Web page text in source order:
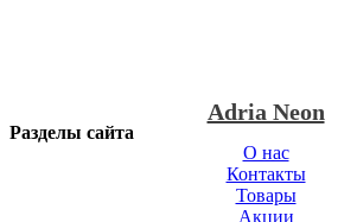
Adria Neon
Разделы сайта
О нас
Контакты
Товары
Акции